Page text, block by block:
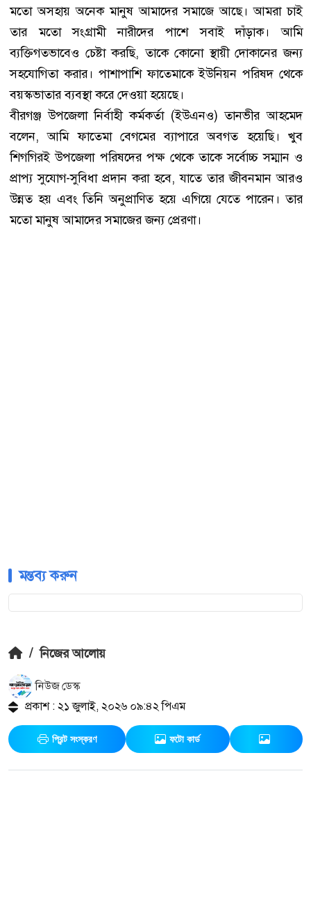
মতো অসহায় অনেক মানুষ আমাদের সমাজে আছে। আমরা চাই
তার মতো সংগ্রামী নারীদের পাশে সবাই দাঁড়াক। আমি
ব্যক্তিগতভাবেও চেষ্টা করছি, তাকে কোনো স্থায়ী দোকানের জন্য
সহযোগিতা করার। পাশাপাশি ফাতেমাকে ইউনিয়ন পরিষদ থেকে
বয়স্কভাতার ব্যবস্থা করে দেওয়া হয়েছে।
বীরগঞ্জ উপজেলা নির্বাহী কর্মকর্তা (ইউএনও) তানভীর আহমেদ
বলেন, আমি ফাতেমা বেগমের ব্যাপারে অবগত হয়েছি। খুব
শিগগিরই উপজেলা পরিষদের পক্ষ থেকে তাকে সর্বোচ্চ সম্মান ও
প্রাপ্য সুযোগ-সুবিধা প্রদান করা হবে, যাতে তার জীবনমান আরও
উন্নত হয় এবং তিনি অনুপ্রাণিত হয়ে এগিয়ে যেতে পারেন। তার
মতো মানুষ আমাদের সমাজের জন্য প্রেরণা।
মন্তব্য করুন
/ নিজের আলোয়
নিউজ ডেস্ক
প্রকাশ : ২১ জুলাই, ২০২৬ ০৯:৪২ পিএম
প্রিন্ট সংস্করণ ফটো কার্ড